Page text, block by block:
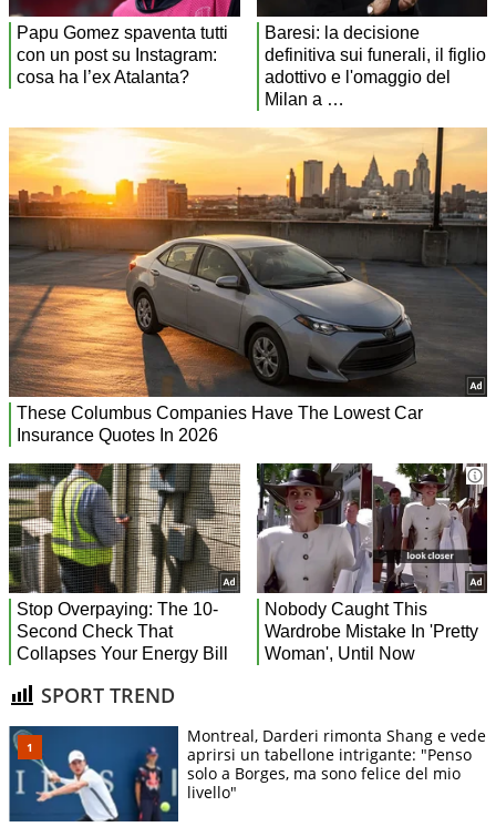
SPORT TREND
Montreal, Darderi rimonta Shang e vede
aprirsi un tabellone intrigante: "Penso
solo a Borges, ma sono felice del mio
livello"